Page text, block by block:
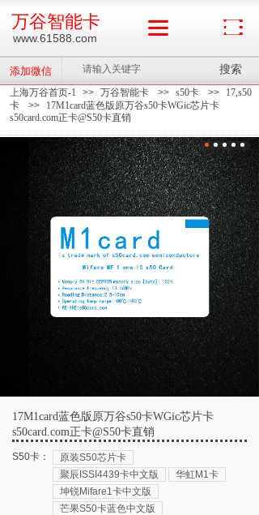
上海万谷首页-1 >> 万谷智能卡 >> s50卡 >>
17,s50
卡
>>
17M1card蓝色版原万谷s50卡WGic芯片卡
s50card.com正卡@S50卡直销
17M1card蓝色版原万谷s50卡WGic芯片卡
s50card.com正卡@S50卡直销
S50卡：
原装S50芯片卡
聚辰ISSI4439卡中文版
华虹M1卡
坤锐Mifare1卡中文版
芒果S50卡蓝色中文版
添加微信 搜索
www.61588.com
万谷智能卡